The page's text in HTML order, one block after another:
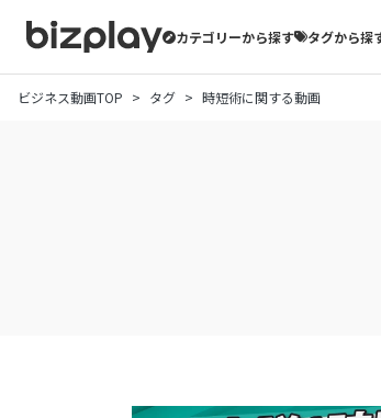
カテゴリーから探す タグから探
ビジネス動画TOP タグ 時短術に関する動画